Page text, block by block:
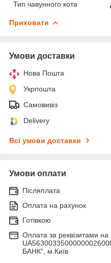
Тип чавунного кота
Приховати
Умови доставки
Нова Пошта
Укрпошта
Самовивіз
Delivery
Всі умови доставки
Умови оплати
Післяплата
Оплата на рахунок
Готівкою
Оплата за реквізитами на
БАНК", м.Київ